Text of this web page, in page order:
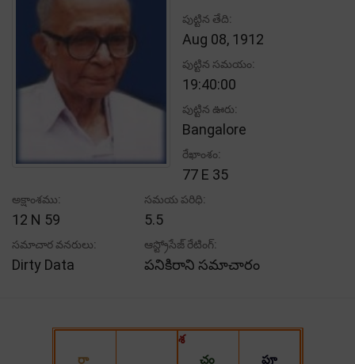
పుట్టిన తేది:
Aug 08, 1912
పుట్టిన సమయం:
19:40:00
పుట్టిన ఊరు:
Bangalore
రేఖాంశం:
77 E 35
అక్షాంశము:
12 N 59
సమయ పరిధి:
5.5
సమాచార వనరులు:
Dirty Data
ఆస్ట్రోసేజ్ రేటింగ్:
పనికిరాని సమాచారం